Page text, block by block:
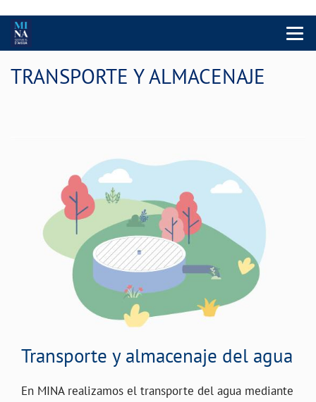
Menu
TRANSPORTE Y ALMACENAJE
Transporte y almacenaje del agua
En MINA realizamos el transporte del agua mediante